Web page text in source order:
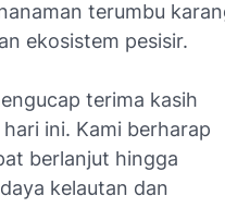
terumbu
ekosistem pesisir.
terima kasih
ini. Kami berharap
berlanjut hingga
kelautan dan